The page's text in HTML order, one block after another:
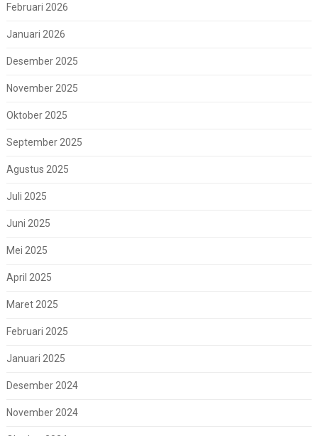
Februari 2026
Januari 2026
Desember 2025
November 2025
Oktober 2025
September 2025
Agustus 2025
Juli 2025
Juni 2025
Mei 2025
April 2025
Maret 2025
Februari 2025
Januari 2025
Desember 2024
November 2024